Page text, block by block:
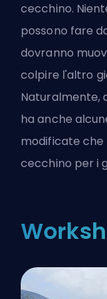
cecchino.
possono fare
dovranno
colpire l'altro
Naturalmente,
ha anche
modificate che
cecchino per i